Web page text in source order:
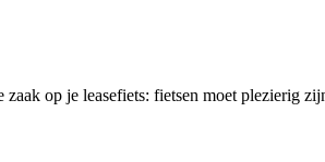
op je leasefiets: fietsen moet plezierig